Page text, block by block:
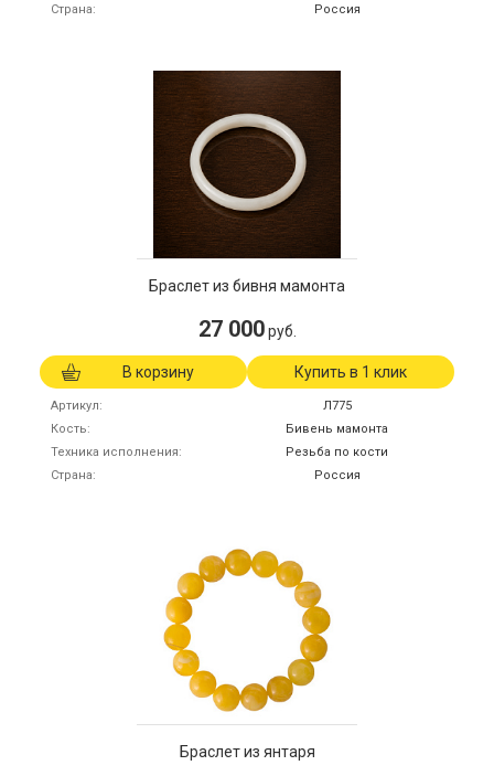
Страна
Россия
Браслет из бивня мамонта
27 000 руб.
В корзину Купить в 1 клик
Артикул
Л775
Кость
Бивень мамонта
Техника исполнения
Резьба по кости
Страна
Россия
Браслет из янтаря